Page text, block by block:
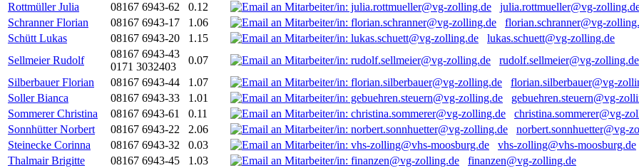
Rottmüller Julia
08167 6943-62 0.12
julia.rottmueller@vg-
Schranner Florian
08167 6943-17 1.06
florian.schranner@vg-
Schütt Lukas
08167 6943-20 1.15
lukas.schuett@vg-zolling.de
Sellmeier Rudolf
08167 6943-43
0171 3032403
0.07
rudolf.sellmeier@vg-zolling.de
Silberbauer Florian
08167 6943-44 1.07
florian.silberbauer@vg-
Soller Bianca
08167 6943-33 1.01
gebuehren.steuern@vg-
Sommerer Christina
08167 6943-61 0.11
christina.sommerer@vg-
Sonnhütter Norbert
08167 6943-22 2.06
norbert.sonnhuetter@vg-
Steinecke Corinna
08167 6943-32 0.03
vhs-zolling@vhs-moosburg.de
Thalmair Brigitte
08167 6943-45 1.03
finanzen@vg-zolling.de